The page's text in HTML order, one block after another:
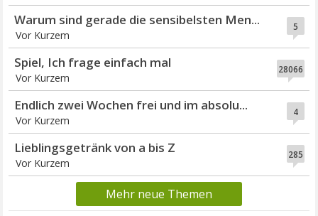
5
Warum sind gerade die sensibelsten Men...
Vor Kurzem
28066
Spiel, Ich frage einfach mal
Vor Kurzem
4
Endlich zwei Wochen frei und im absolu...
Vor Kurzem
285
Lieblingsgetränk von a bis Z
Vor Kurzem
Mehr neue Themen